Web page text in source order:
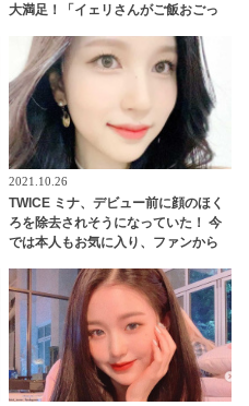
大満足！「イェリさんがご飯おごっ
しさを隠せないメンバーたちにほっ
こり
2021.10.26
TWICE ミナ、デビュー前に顔のほく
ろを除去されそうになっていた！ 今
では本人もお気に入り、ファンから